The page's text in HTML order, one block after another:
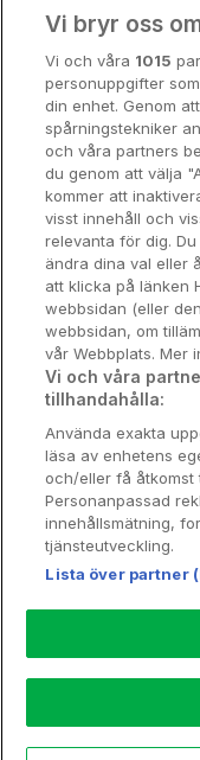
Booking
Hotellsupport:
Sverige.
Telefon:
Läs mer
Vi bryr oss
Vi och våra 1015
personuppgifter
din enhet. Genom
spårningstekniker
och våra partners
du genom att välja
kommer att
visst innehåll och
relevanta för dig.
ändra dina val eller
att klicka på länken
webbsidan (eller
webbsidan, om
vår Webbplats. Mer
Vi och våra
tillhandahålla:
Använda exakta
läsa av enhetens
och/eller få åtkomst
Personanpassad
innehållsmätning,
tjänsteutveckling.
Lista över partner